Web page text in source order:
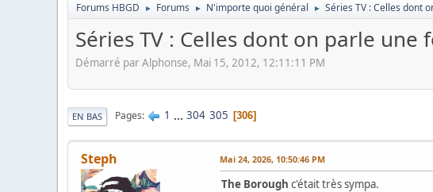
Forums HBGD ► Forums ► N'importe quoi général ► Séries TV : Celles dont
Séries TV : Celles dont on parle une
Démarré par Alphonse, Mai 15, 2012, 12:11:11 PM
EN BAS Pages 1 ... 304 305 306
Steph Mai 24, 2026, 10:50:46 PM
The Borough c'était très sympa.